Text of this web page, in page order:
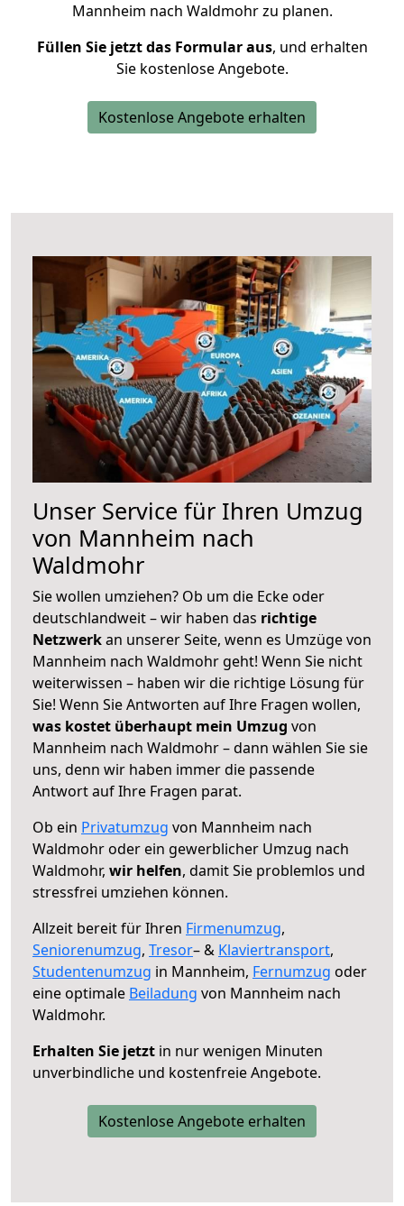
Mannheim nach Waldmohr zu planen.
Füllen Sie jetzt das Formular aus, und erhalten
Sie kostenlose Angebote.
Kostenlose Angebote erhalten
Unser Service für Ihren Umzug
von Mannheim nach
Waldmohr
Sie wollen umziehen? Ob um die Ecke oder
deutschlandweit – wir haben das richtige
Netzwerkan unserer Seite, wenn es Umzüge von
Mannheim nach Waldmohr geht! Wenn Sie nicht
weiterwissen – haben wir die richtige Lösung für
Sie! Wenn Sie Antworten auf Ihre Fragen wollen,
was kostet überhaupt mein Umzug von
Mannheim nach Waldmohr – dann wählen Sie sie
uns, denn wir haben immer die passende
Antwort auf Ihre Fragen parat.
Ob ein Privatumzug von Mannheim nach
Waldmohr oder ein gewerblicher Umzug nach
Waldmohr, wir helfen, damit Sie problemlos und
stressfrei umziehen können.
Allzeit bereit für Ihren Firmenumzug,
Seniorenumzug, Tresor– & Klaviertransport,
Studentenumzug in Mannheim, Fernumzug oder
eine optimale Beiladung von Mannheim nach
Waldmohr.
Erhalten Sie jetzt in nur wenigen Minuten
unverbindliche und kostenfreie Angebote.
Kostenlose Angebote erhalten